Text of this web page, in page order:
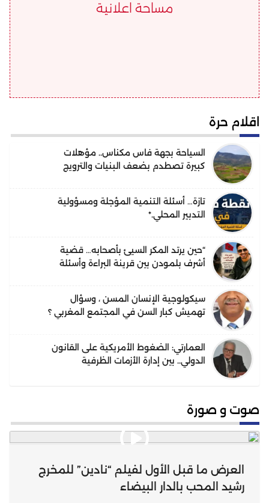
مساحة اعلانية
اقلام حرة
السياحة بجهة فاس مكناس.. مؤهلات
كبيرة تصطدم بضعف البنيات والترويج
تازة… أسئلة التنمية المؤجلة ومسؤولية
التدبير المحلي.*
“حين يرتد المكر السيئ بأصحابه… قضية
أشرف بلمودن بين قرينة البراءة وأسئلة
سيكولوجية الإنسان المسن ، وسؤال
تهميش كبار السن في المجتمع المغربي ؟
العمارتي: الضغوط الأمريكية على القانون
الدولي.. بين إدارة الأزمات الظرفية
صوت و صورة
العرض ما قبل الأول لفيلم “نادين” للمخرج
رشيد المحب بالدار البيضاء